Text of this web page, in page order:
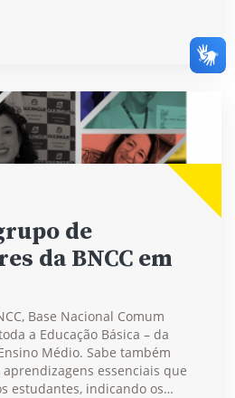
de
da BNCC em
Base Nacional Comum
a Educação Básica – da
Médio. Sabe também
essenciais que
estudantes, indicando os…